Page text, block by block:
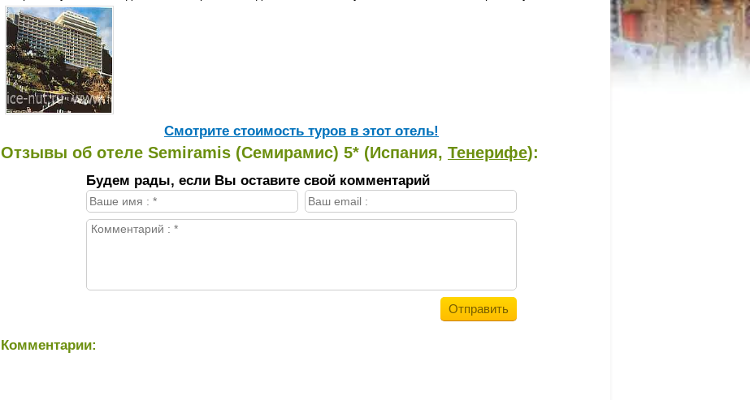
Cмотрите стоимость туров в этот отель!
Отзывы об отеле Semiramis (Семирамис) 5* (Испания, Тенерифе):
Будем рады, если Вы оставите свой комментарий
Комментарии: